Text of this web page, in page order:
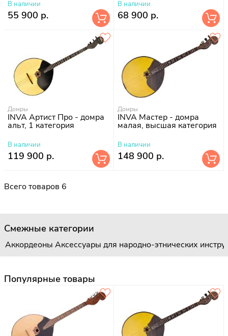
В наличии
55 900 р.
В наличии
68 900 р.
Домры
INVA Артист Про - домра
альт, 1 категория
В наличии
119 900 р.
Домры
INVA Мастер - домра
малая, высшая категория
В наличии
148 900 р.
Всего товаров 6
Смежные категории
Аккордеоны Аксессуары для народно-этнических
Популярные товары